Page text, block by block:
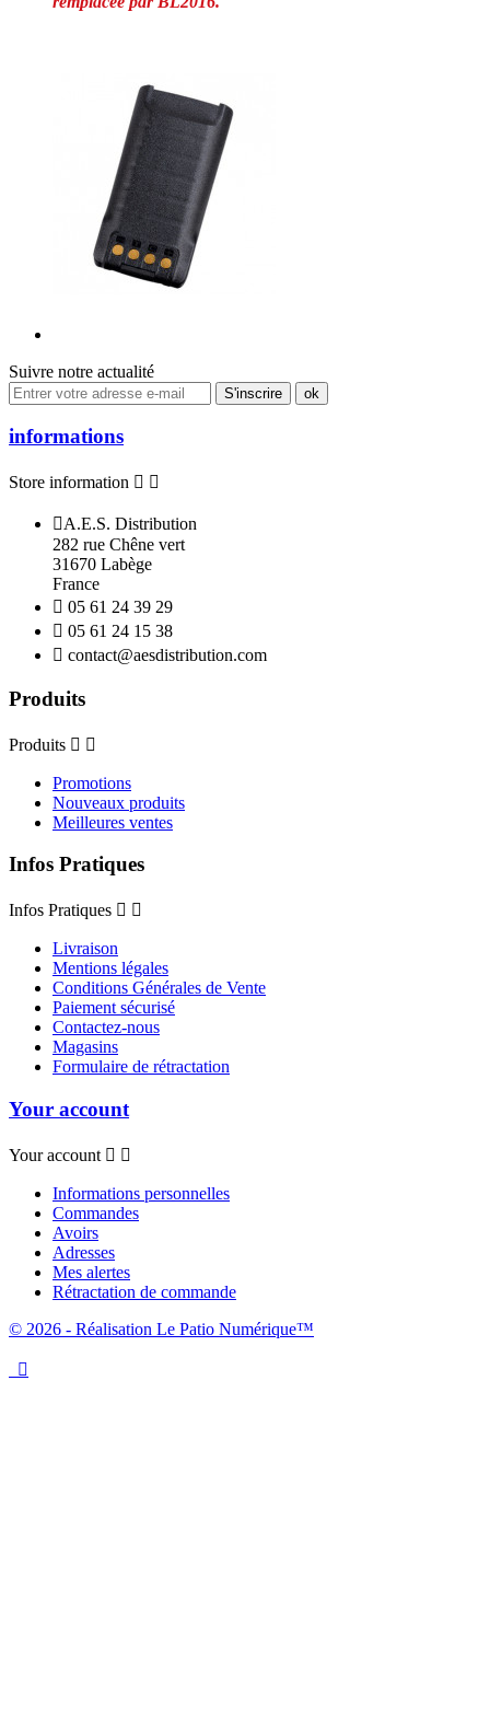
Suivre notre actualité
informations
Store information  
A.E.S. Distribution
282 rue Chêne vert
31670 Labège
France
 05 61 24 39 29
 05 61 24 15 38
 contact@aesdistribution.com
Produits
Produits  
Promotions
Nouveaux produits
Meilleures ventes
Infos Pratiques
Infos Pratiques  
Livraison
Mentions légales
Conditions Générales de Vente
Paiement sécurisé
Contactez-nous
Magasins
Formulaire de rétractation
Your account
Your account  
Informations personnelles
Commandes
Avoirs
Adresses
Mes alertes
Rétractation de commande
© 2026 - Réalisation Le Patio Numérique™
